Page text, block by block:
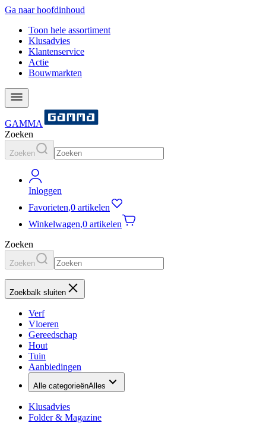
Ga naar hoofdinhoud
Toon hele assortiment
Klusadvies
Klantenservice
Actie
Bouwmarkten
GAMMA
Zoeken
Zoeken
Inloggen
Favorieten,0 artikelen
Winkelwagen,0 artikelen
Zoeken
Zoeken
Zoekbalk sluiten
Verf
Vloeren
Gereedschap
Hout
Tuin
Aanbiedingen
Alle categorieënAlles
Klusadvies
Folder & Magazine